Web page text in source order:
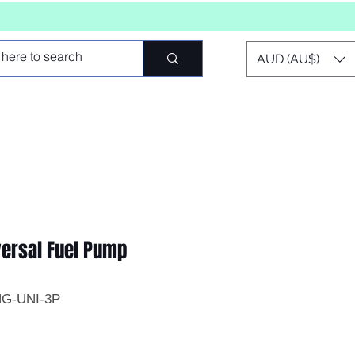
AUD (AU$)
Fuel Pump
UNI-3P